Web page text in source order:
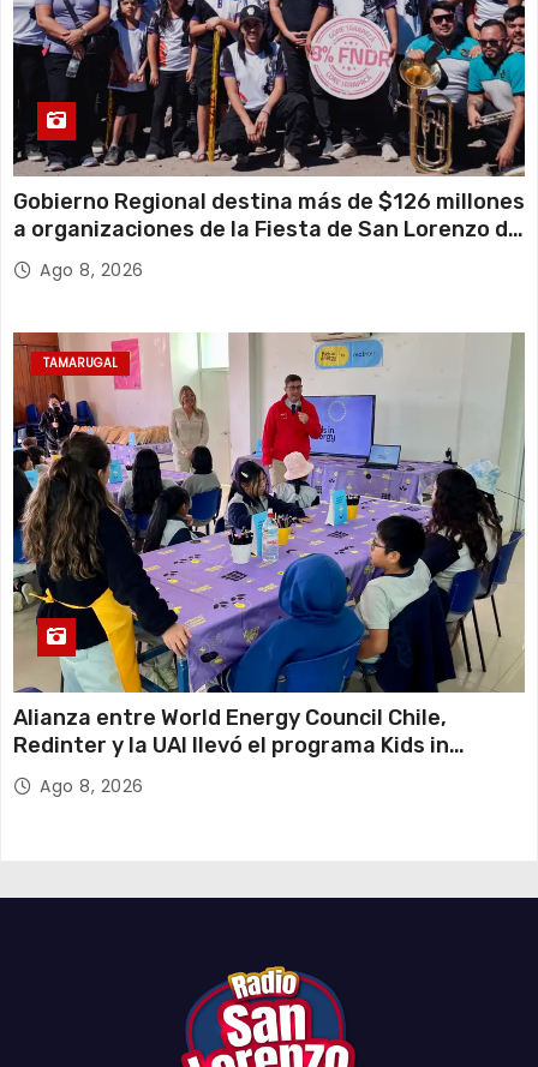
Gobierno Regional destina más de $126 millones
a organizaciones de la Fiesta de San Lorenzo de
Tarapacá
Ago 8, 2026
TAMARUGAL
Alianza entre World Energy Council Chile,
Redinter y la UAI llevó el programa Kids in
Energy a Arica y Pozo Almonte
Ago 8, 2026